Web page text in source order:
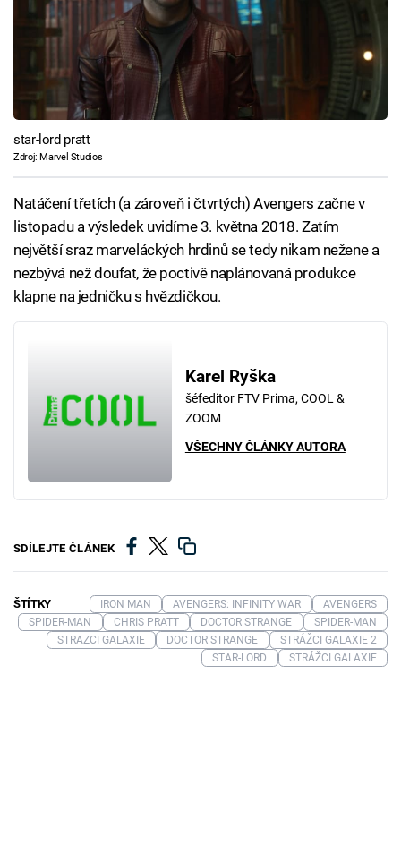
star-lord pratt
Zdroj: Marvel Studios
Natáčení třetích (a zároveň i čtvrtých) Avengers začne v
listopadu a výsledek uvidíme 3. května 2018. Zatím
největší sraz marveláckých hrdinů se tedy nikam nežene a
nezbývá než doufat, že poctivě naplánovaná produkce
klapne na jedničku s hvězdičkou.
Karel Ryška
šéfeditor FTV Prima, COOL &
ZOOM
VŠECHNY ČLÁNKY AUTORA
SDÍLEJTE ČLÁNEK
ŠTÍTKY IRON MAN AVENGERS: INFINITY WAR
AVENGERS
SPIDER-MAN
CHRIS PRATT DOCTOR STRANGE
SPIDER-MAN
STRAZCI GALAXIE
DOCTOR STRANGE
STRÁŽCI GALAXIE 2
STAR-LORD
STRÁŽCI GALAXIE